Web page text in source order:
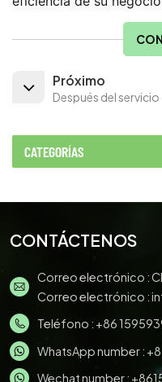
Próximo
Después del
CATEGORÍAS
CONTÁCTENOS
Correo electrónico :
Correo electrónico :
Teléfono : +86
WhatsApp number :
Wechat number :